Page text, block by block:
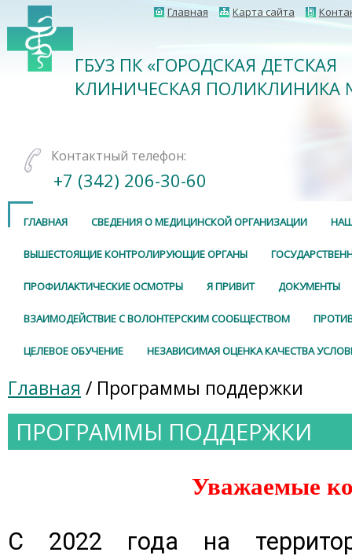
Главная Карта сайта
ГБУЗ ПК «ГОРОДСКАЯ ДЕТСКАЯ
КЛИНИЧЕСКАЯ ПОЛИКЛИНИКА
Контактный телефон:
+7 (342) 206-30-60
ГЛАВНАЯ СВЕДЕНИЯ О МЕДИЦИНСКОЙ ОРГАНИЗАЦИИ
ВЫШЕСТОЯЩИЕ КОНТРОЛИРУЮЩИЕ ОРГАНЫ
ПРОФИЛАКТИЧЕСКИЕ ОСМОТРЫ Я ПРИВИТ ДОКУМЕНТЫ
ВЗАИМОДЕЙСТВИЕ С ВОЛОНТЕРСКИМ СООБЩЕСТВОМ
ЦЕЛЕВОЕ ОБУЧЕНИЕ НЕЗАВИСИМАЯ ОЦЕНКА КАЧЕСТВА
Главная / Программы поддержки
ПРОГРАММЫ ПОДДЕРЖКИ
Уважаемые
С 2022 года на